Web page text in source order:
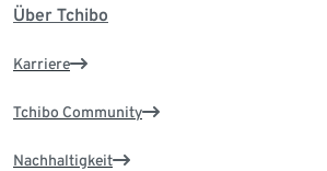
Über Tchibo
Karriere
Tchibo Community
Nachhaltigkeit